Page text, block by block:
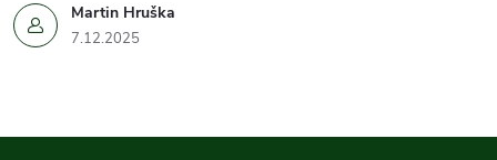
Martin Hruška
7.12.2025